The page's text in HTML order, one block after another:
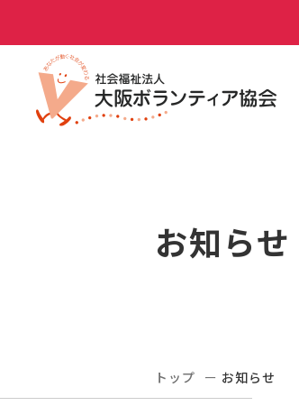
お知らせ
トップ お知らせ